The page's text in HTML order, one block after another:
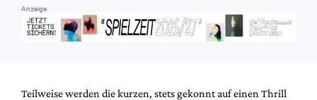
Anzeige
Teilweise werden die kurzen, stets gekonnt auf einen Thrill